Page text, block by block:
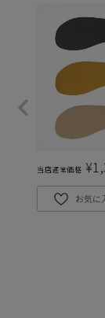
XL(25.0cm)
残りわずか
当店通常価格 ¥
お気に